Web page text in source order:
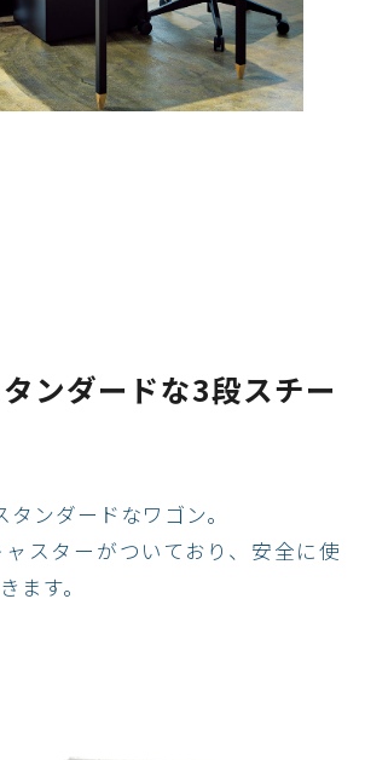
ンダードな3段スチー
ンダードなワゴン。
スターがついており、安全に使
ます。